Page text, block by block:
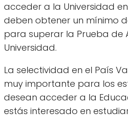
acceder a la Universidad
deben obtener un mínimo
para superar la Prueba de
Universidad.
La selectividad en el País
muy importante para los
desean acceder a la
estás interesado en